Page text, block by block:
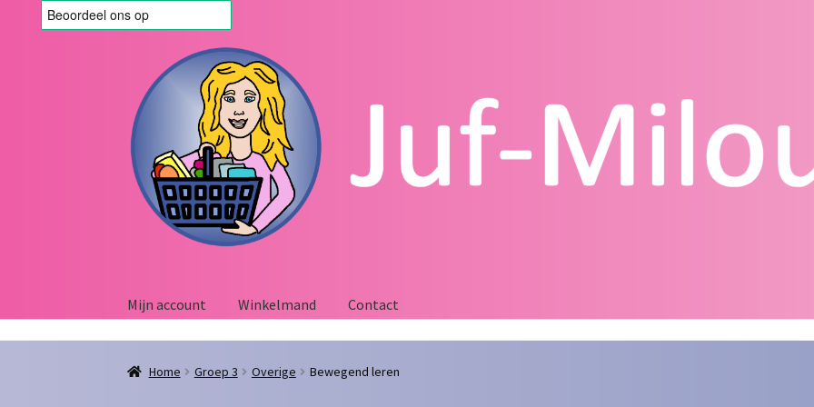
naar
navigatie
inhoud
Mijn account Winkelmand Contact
Home Algemene voorwaarden
Home Groep 3 Overige Bewegend leren